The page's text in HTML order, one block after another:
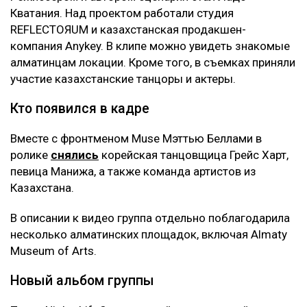
Кватания. Над проектом работали студия
REFLECTOЯUM и казахстанская продакшен-
компания Anykey. В клипе можно увидеть знакомые
алматинцам локации. Кроме того, в съемках приняли
участие казахстанские танцоры и актеры.
Кто появился в кадре
Вместе с фронтменом Muse Мэттью Беллами в
ролике снялись корейская танцовщица Грейс Харт,
певица Манижа, а также команда артистов из
Казахстана.
В описании к видео группа отдельно поблагодарила
несколько алматинских площадок, включая Almaty
Museum of Arts.
Новый альбом группы